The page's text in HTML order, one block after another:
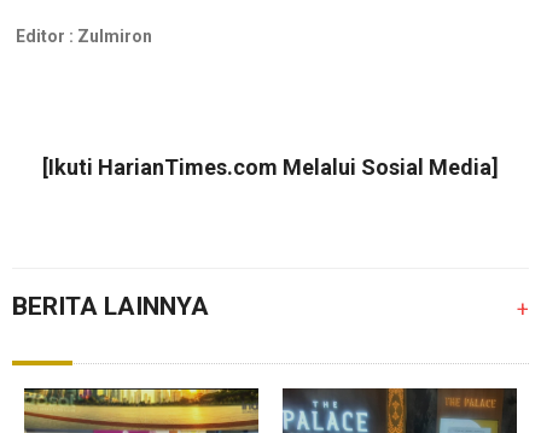
Editor : Zulmiron
[Ikuti HarianTimes.com Melalui Sosial Media]
BERITA LAINNYA +